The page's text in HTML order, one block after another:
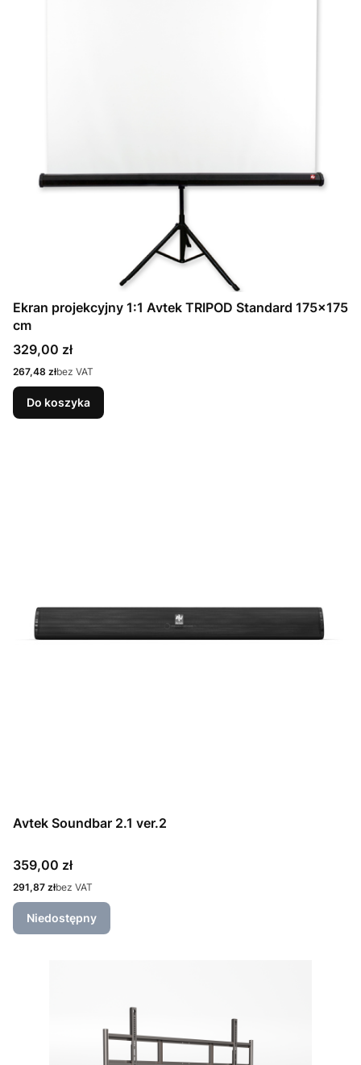
Ekran projekcyjny 1:1 Avtek TRIPOD Standard 175x175
cm
Cena
329,00 zł
Cena
267,48 złbez VAT
Do koszyka
Avtek Soundbar 2.1 ver.2
Cena
359,00 zł
Cena
291,87 złbez VAT
Niedostępny